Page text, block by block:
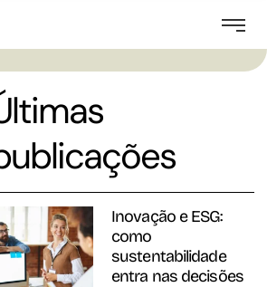
Inovação e ESG:
como
sustentabilidade
entra nas decisões